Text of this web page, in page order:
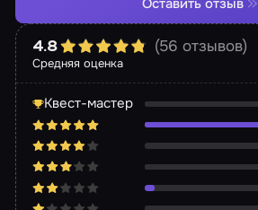
Средняя оценка
4.8 (56 отзывов)
Квест-мастер